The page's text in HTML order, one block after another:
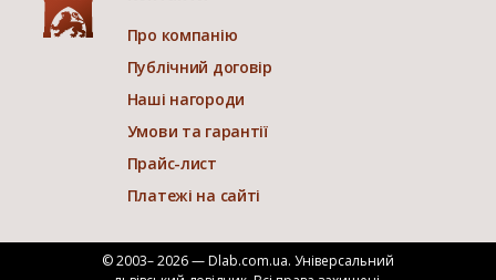
Про компанію
Публічний договір
Наші нагороди
Умови та гарантії
Прайс-лист
Платежі на сайті
© 2003– 2026 — Dlab.com.ua. Універсальний